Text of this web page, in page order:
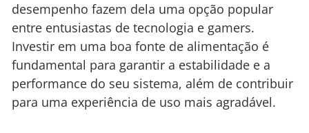
desempenho fazem dela uma opção popular
entre entusiastas de tecnologia e gamers.
Investir em uma boa fonte de alimentação é
fundamental para garantir a estabilidade e a
performance do seu sistema, além de contribuir
para uma experiência de uso mais agradável.